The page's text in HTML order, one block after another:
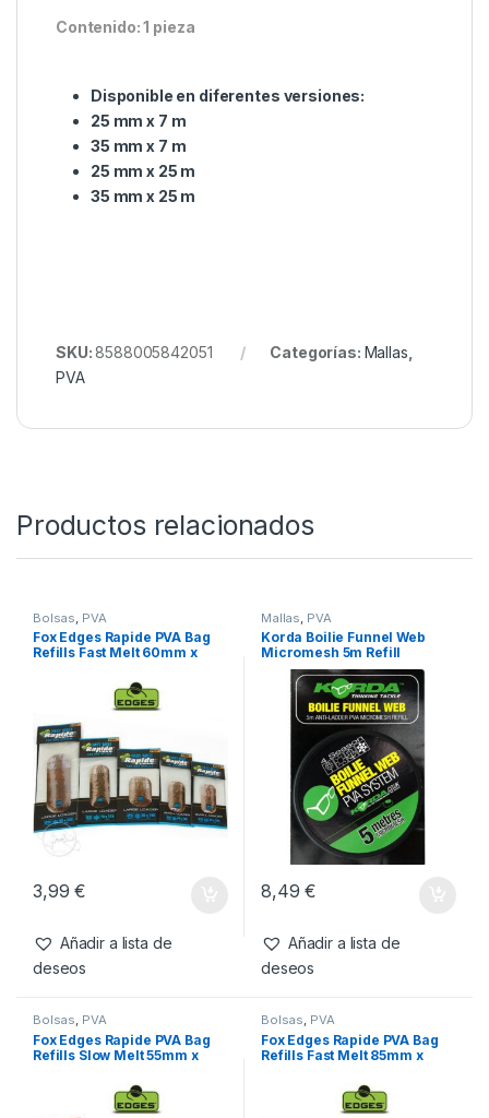
Contenido: 1 pieza
Disponible en diferentes versiones:
25 mm x 7 m
35 mm x 7 m
25 mm x 25 m
35 mm x 25 m
SKU:8588005842051 Categorías: Mallas
PVA
Productos relacionados
Bolsas PVA
Fox Edges Rapide PVA Bag
Refills Fast Melt 60mm x
3,99€
Añadir a lista de
deseos
Mallas PVA
Korda Boilie Funnel Web
Micromesh 5m Refill
8,49€
Añadir a lista de
deseos
Bolsas, PVA
Fox Edges Rapide PVA Bag
Refills Slow Melt 55mm x
Bolsas, PVA
Fox Edges Rapide PVA Bag
Refills Fast Melt 85mm x